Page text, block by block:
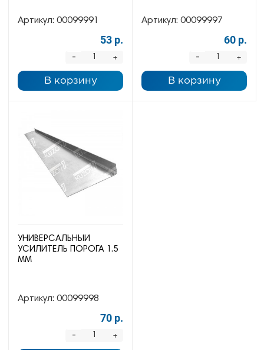
Артикул: 00099991
53 р.
+
-
В корзину
Артикул: 00099997
60 р.
+
-
В корзину
УНИВЕРСАЛЬНЫЙ
УСИЛИТЕЛЬ ПОРОГА 1.5
ММ
Артикул: 00099998
70 р.
+
-